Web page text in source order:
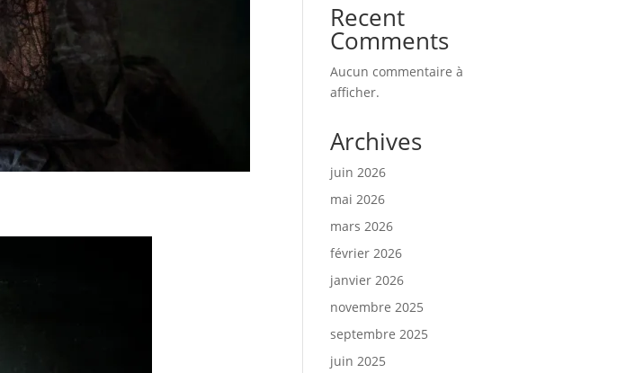
Recent
Comments
Aucun commentaire à
afficher.
Archives
juin 2026
mai 2026
mars 2026
février 2026
janvier 2026
novembre 2025
septembre 2025
juin 2025